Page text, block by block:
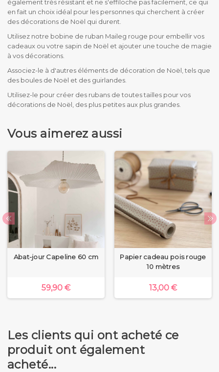
également très résistant et ne s'effiloche pas facilement, ce qui
en fait un choix idéal pour les personnes qui cherchent à créer
des décorations de Noël qui durent.
Utilisez notre bobine de ruban Maileg rouge pour embellir vos
cadeaux ou votre sapin de Noël et ajouter une touche de magie
à vos décorations.
Associez-le à d'autres éléments de décoration de Noël, tels que
des boules de Noël et des guirlandes.
Utilisez-le pour créer des rubans de toutes tailles pour vos
décorations de Noël, des plus petites aux plus grandes.
Vous aimerez aussi
Abat-jour Capeline 60 cm
59,90 €
Papier cadeau pois rouge
10 mètres
13,00 €
Les clients qui ont acheté ce
produit ont également
acheté...